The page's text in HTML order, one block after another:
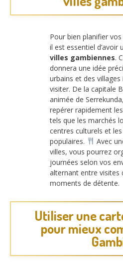
Pour bien planifier
il est essentiel d’avoir
villes gambiennes.
donnera une idée
urbains et des
visiter. De la capitale
animée de
repérer rapidement
tels que les marchés
centres culturels et
populaires.
Avec
villes, vous pourrez
journées selon vos
alternant entre visites
moments de détente.
Utiliser une
pour mieux